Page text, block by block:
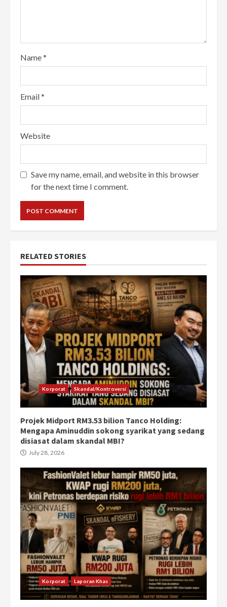
Name*
Email*
Website
Save my name, email, and website in this browser
for the next time I comment.
RELATED STORIES
Korporat Skandal/Kontroversi
Projek Midport RM3.53 bilion Tanco Holding:
Mengapa Aminuddin sokong syarikat yang sedang
disiasat dalam skandal MBI?
July 28, 2026
Korporat Laporan Khas